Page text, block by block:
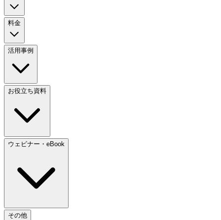
料金
活用事例
お役立ち資料
ウェビナー・eBook
その他